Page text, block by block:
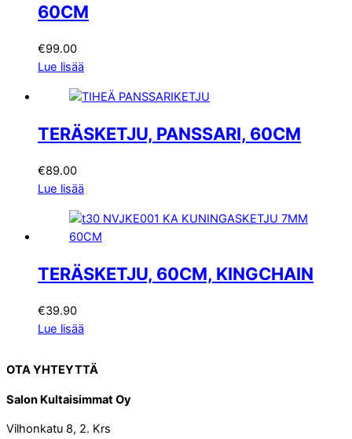
60CM
€99.00
Lue lisää
TERÄSKETJU, PANSSARI, 60CM
€89.00
Lue lisää
TERÄSKETJU, 60CM, KINGCHAIN
€39.90
Lue lisää
OTA YHTEYTTÄ
Salon Kultaisimmat Oy
Vilhonkatu 8, 2. Krs